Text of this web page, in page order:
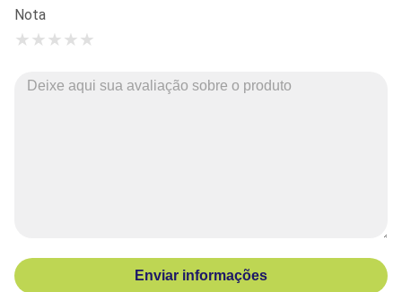
Nota
★
★
★
★
★
Enviar informações